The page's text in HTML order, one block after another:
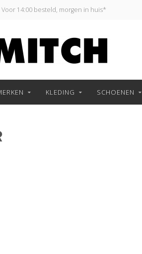
Voor 14:00 besteld, morgen in huis*
KLEDING SCHOENEN